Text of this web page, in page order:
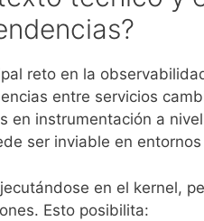
reto en la
entre servicios
en instrumentación a
ser inviable en
en el kernel,
Esto posibilita: